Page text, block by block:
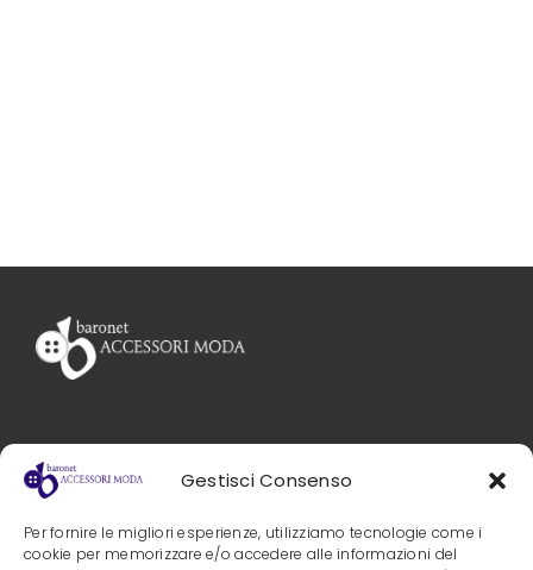
Gestisci Consenso
Per fornire le migliori esperienze, utilizziamo tecnologie come i
cookie per memorizzare e/o accedere alle informazioni del
Via Nobel, 4 – 41012 Carpi
COOKIE POLICY